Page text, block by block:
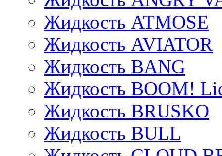
Жидкость ATMOSE
Жидкость AVIATOR
Жидкость BANG
Жидкость BOOM!
Жидкость BRUSKO
Жидкость BULL